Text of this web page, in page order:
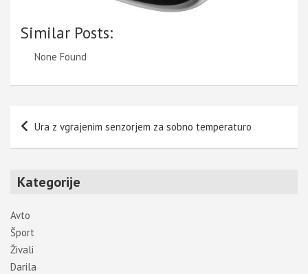
Similar Posts:
None Found
Navigacija
prispevka
Ura z vgrajenim senzorjem za sobno temperaturo
Kategorije
Avto
Šport
Živali
Darila